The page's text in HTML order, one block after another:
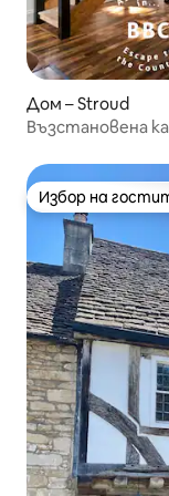
Дом – Stroud
Възстановена
Избор на
Избор на